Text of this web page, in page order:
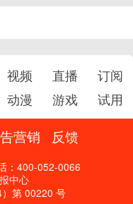
视频 直播
订阅
动漫 游戏 试用
营销 反馈
：400-052-0066
中心
第 00220 号